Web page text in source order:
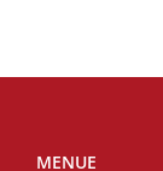
MENUE